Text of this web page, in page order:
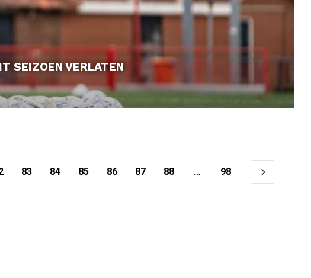
SEIZOEN VERLATEN
83 84 85 86 87 88 … 98